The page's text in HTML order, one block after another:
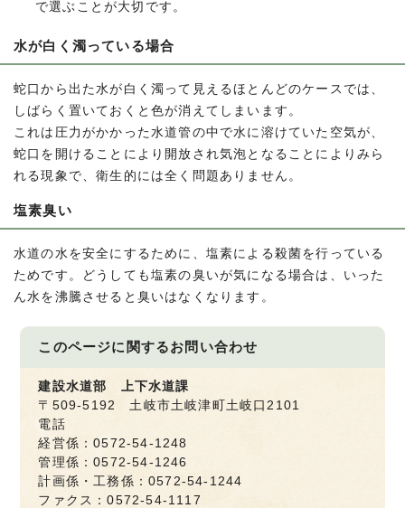
で選ぶことが大切です。
水が白く濁っている場合
蛇口から出た水が白く濁って見えるほとんどのケースでは、
しばらく置いておくと色が消えてしまいます。
これは圧力がかかった水道管の中で水に溶けていた空気が、
蛇口を開けることにより開放され気泡となることによりみら
れる現象で、衛生的には全く問題ありません。
塩素臭い
水道の水を安全にするために、塩素による殺菌を行っている
ためです。どうしても塩素の臭いが気になる場合は、いった
ん水を沸騰させると臭いはなくなります。
このページに関するお問い合わせ
建設水道部 上下水道課
〒509-5192 土岐市土岐津町土岐口2101
電話
経営係：0572-54-1248
管理係：0572-54-1246
計画係・工務係：0572-54-1244
ファクス：0572-54-1117